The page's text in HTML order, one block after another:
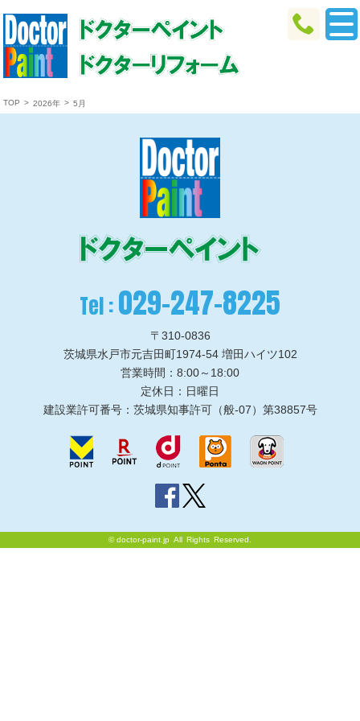
TOP > 2026年 > 5月
Tel :029-247-8225
〒310-0836
茨城県水戸市元吉田町1974-54 増田ハイツ102
営業時間：8:00～18:00
定休日：日曜日
建設業許可番号：茨城県知事許可（般-07）第38857号
©doctor-paint.jp All Rights Reserved.